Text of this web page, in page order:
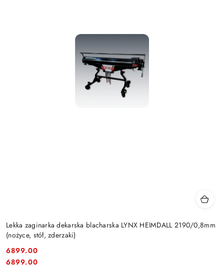
Lekka zaginarka dekarska blacharska LYNX HEIMDALL 2190/0,8mm
(nożyce, stół, zderzaki)
Cena:
6899.00
Cena:
6899.00